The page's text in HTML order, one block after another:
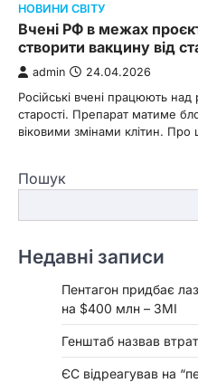
НОВИНИ СВІТУ
Вчені РФ в межах
створити вакцину від
admin 24.04.2026
Російські вчені працюють
старості. Препарат матиме
віковими змінами клітин. Про
Пошук
Недавні записи
Пентагон придбає
на $400 млн – ЗМІ
Генштаб назвав
ЄС відреагував на